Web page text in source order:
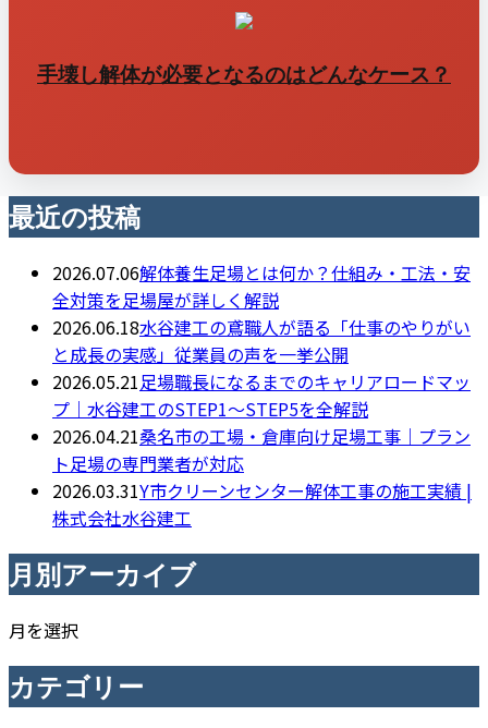
手壊し解体が必要となるのはどんなケース？
最近の投稿
2026.07.06解体養生足場とは何か？仕組み・工法・安
全対策を足場屋が詳しく解説
2026.06.18水谷建工の鳶職人が語る「仕事のやりがい
と成長の実感」従業員の声を一挙公開
2026.05.21足場職長になるまでのキャリアロードマッ
プ｜水谷建工のSTEP1〜STEP5を全解説
2026.04.21桑名市の工場・倉庫向け足場工事｜プラン
ト足場の専門業者が対応
2026.03.31Y市クリーンセンター解体工事の施工実績 |
株式会社水谷建工
月別アーカイブ
月を選択
カテゴリー